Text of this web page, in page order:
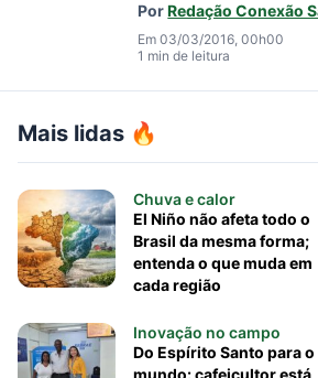
PorRedação Conexão
Em 03/03/2016, 00h00
1 min de leitura
Mais lidas 🔥
Chuva e calor
El Niño não afeta todo o
Brasil da mesma forma;
entenda o que muda em
cada região
Inovação no campo
Do Espírito Santo para o
mundo: cafeicultor está